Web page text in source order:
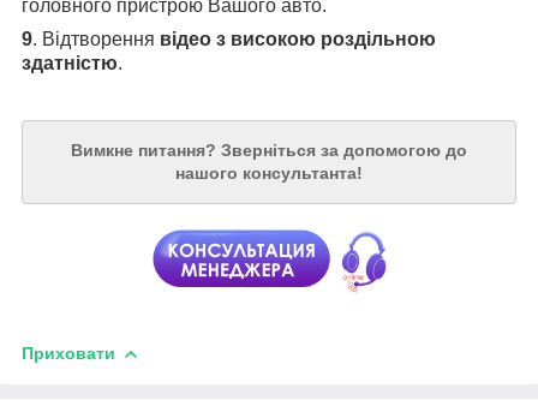
головного пристрою Вашого авто.
9. Відтворення відео з високою роздільною
здатністю.
Вимкне питання? Зверніться за допомогою до
нашого консультанта!
Приховати